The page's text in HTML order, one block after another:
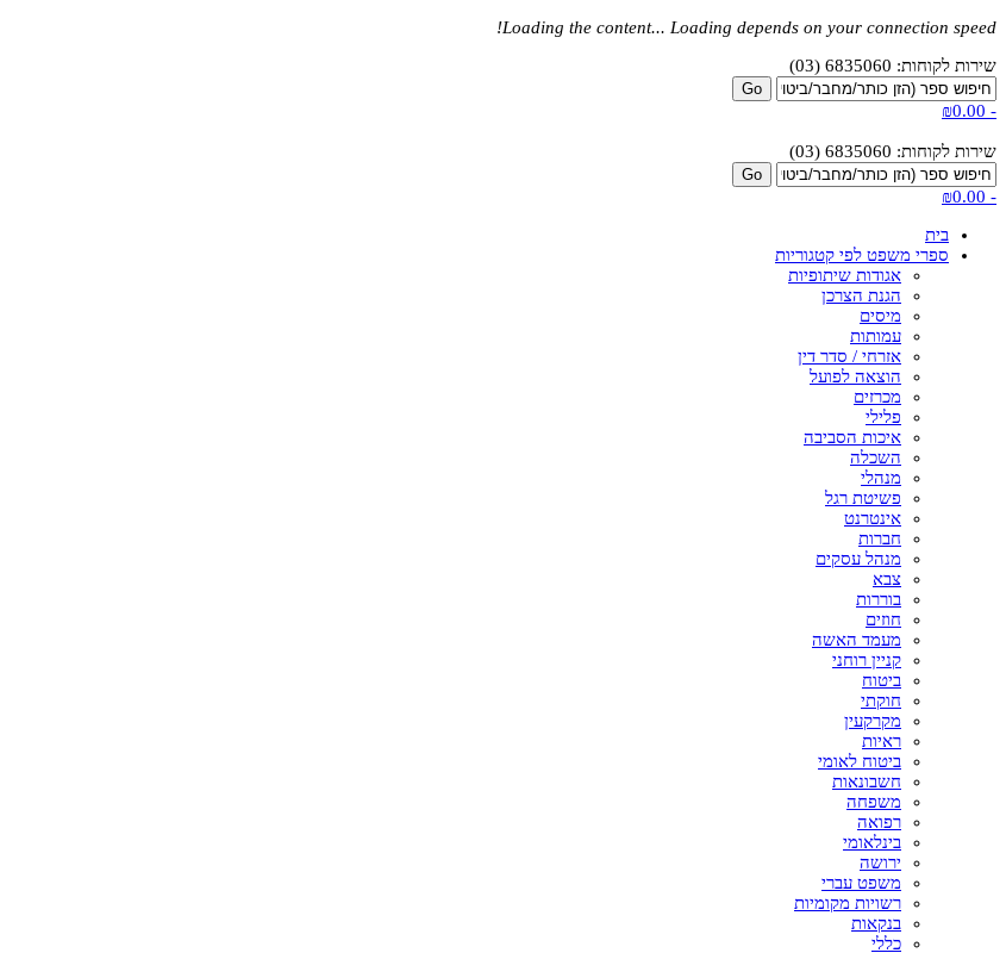
Loading the content... Loading depends on your connection speed!
שירות לקוחות: 6835060 (03)
-
₪0.00
שירות לקוחות: 6835060 (03)
-
₪0.00
בית
ספרי משפט לפי קטגוריות
אגודות שיתופיות
הגנת הצרכן
מיסים
עמותות
אזרחי / סדר דין
הוצאה לפועל
מכרזים
פלילי
איכות הסביבה
השכלה
מנהלי
פשיטת רגל
אינטרנט
חברות
מנהל עסקים
צבא
בוררות
חוזים
מעמד האשה
קניין רוחני
ביטוח
חוקתי
מקרקעין
ראיות
ביטוח לאומי
חשבונאות
משפחה
רפואה
בינלאומי
ירושה
משפט עברי
רשויות מקומיות
בנקאות
כללי